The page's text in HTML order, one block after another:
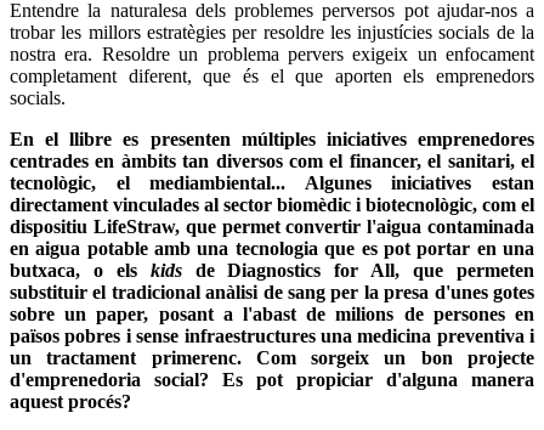
Entendre la naturalesa dels problemes perversos pot ajudar-nos a
trobar les millors estratègies per resoldre les injustícies socials de la
nostra era. Resoldre un problema pervers exigeix un enfocament
completament diferent, que és el que aporten els emprenedors
socials.
En el llibre es presenten múltiples iniciatives emprenedores
centrades en àmbits tan diversos com el financer, el sanitari, el
tecnològic, el mediambiental... Algunes iniciatives estan
directament vinculades al sector biomèdic i biotecnològic, com el
dispositiu LifeStraw, que permet convertir l'aigua contaminada
en aigua potable amb una tecnologia que es pot portar en una
butxaca, o els kidsde Diagnostics for All, que permeten
substituir el tradicional anàlisi de sang per la presa d'unes gotes
sobre un paper, posant a l'abast de milions de persones en
països pobres i sense infraestructures una medicina preventiva i
un tractament primerenc. Com sorgeix un bon projecte
d'emprenedoria social? Es pot propiciar d'alguna manera
aquest procés?